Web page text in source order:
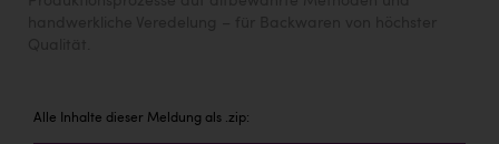
Alle Inhalte dieser Meldung als .zip: